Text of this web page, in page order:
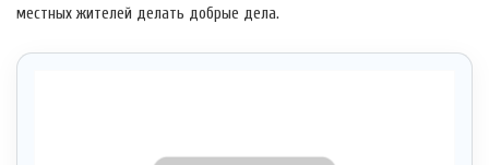
местных жителей делать добрые дела.